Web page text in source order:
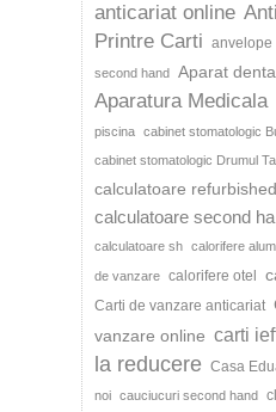
anticariat online
Printre Carti anvelope
second hand Aparat
Aparatura Medicala
piscina cabinet stomatologic
cabinet stomatologic Drumul
calculatoare refurbished
calculatoare second
calculatoare sh calorifere
de vanzare calorifere otel
Carti de vanzare anticariat
vanzare online carti
la reducere Casa
noi cauciucuri second hand